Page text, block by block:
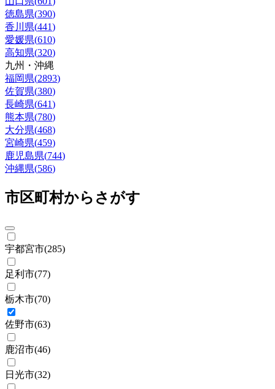
徳島県(390)
香川県(441)
愛媛県(610)
高知県(320)
九州・沖縄
福岡県(2893)
佐賀県(380)
長崎県(641)
熊本県(780)
大分県(468)
宮崎県(459)
鹿児島県(744)
沖縄県(586)
市区町村からさがす
宇都宮市(285)
足利市(77)
栃木市(70)
佐野市(63)
鹿沼市(46)
日光市(32)